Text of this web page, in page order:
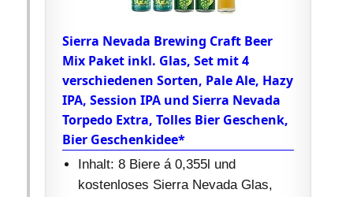
Sierra Nevada Brewing Craft Beer
Mix Paket inkl. Glas, Set mit 4
verschiedenen Sorten, Pale Ale, Hazy
IPA, Session IPA und Sierra Nevada
Torpedo Extra, Tolles Bier Geschenk,
Bier Geschenkidee*
Inhalt: 8 Biere á 0,355l und
kostenloses Sierra Nevada Glas,